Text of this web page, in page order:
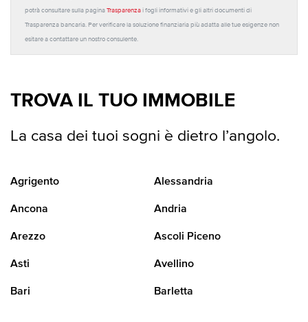
potrà consultare sulla pagina Trasparenza i fogli informativi e gli altri documenti di
Trasparenza bancaria. Per verificare la soluzione finanziaria più adatta alle tue esigenze non
esitare a contattare un nostro consulente.
TROVA IL TUO IMMOBILE
La casa dei tuoi sogni è dietro l’angolo.
Agrigento Alessandria
Ancona Andria
Arezzo Ascoli Piceno
Asti Avellino
Bari Barletta